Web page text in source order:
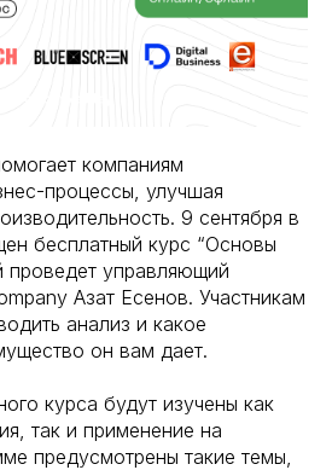
компаниям
процессы, улучшая
9 сентября в
бесплатный курс “Основы
проведет управляющий
Азат Есенов. Участникам
анализ и какое
он вам дает.
курса будут изучены как
так и применение на
предусмотрены такие темы,